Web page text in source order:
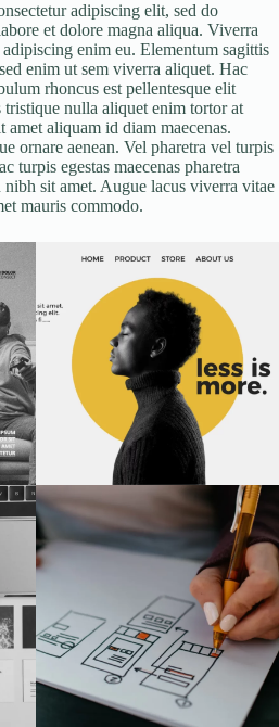
adipiscing elit, sed do
et dolore magna aliqua. Viverra
enim eu. Elementum sagittis
enim ut sem viverra aliquet. Hac
rhoncus est pellentesque elit
nulla aliquet enim tortor at
amet aliquam id diam maecenas.
ornare aenean. Vel pharetra vel turpis
turpis egestas maecenas pharetra
sit amet. Augue lacus viverra vitae
mauris commodo.